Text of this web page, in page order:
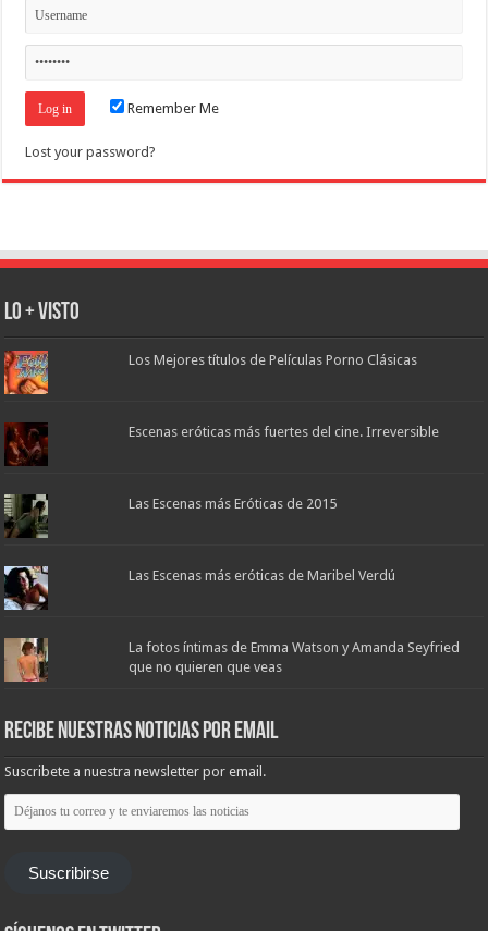
Remember Me
Lost your password?
Lo + Visto
Los Mejores títulos de Películas Porno Clásicas
Escenas eróticas más fuertes del cine. Irreversible
Las Escenas más Eróticas de 2015
Las Escenas más eróticas de Maribel Verdú
La fotos íntimas de Emma Watson y Amanda Seyfried
que no quieren que veas
Recibe nuestras noticias por email
Suscribete a nuestra newsletter por email.
Déjanos
tu
correo
enviaremos
Suscribirse